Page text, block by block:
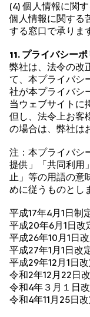
(4) 個人情報に関
個人情報に関する
する窓口で承りま
11. プライバシー
弊社は、法令の改
て、本プライバシ
社が本プライバシ
当ウェブサイトに
但し、法令上お客
の場合は、弊社は
注：本プライバシ
提供」「共同利用
止」等の用語の意
めに従うものとし
平成17年4月1日制
平成20年6月1日改
平成26年10月1日
平成27年1月1日改
平成29年12月1日
令和2年12月22日
令和4年３月１日
令和4年11月25日